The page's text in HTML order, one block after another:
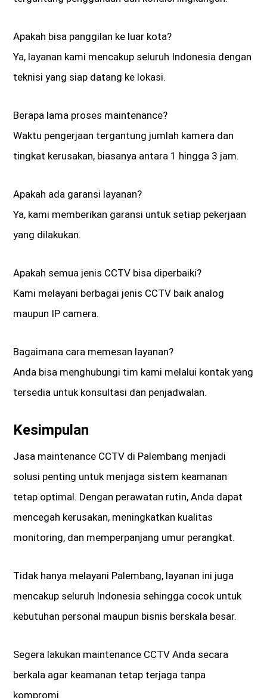
Apakah bisa panggilan ke luar kota?
Ya, layanan kami mencakup seluruh Indonesia dengan
teknisi yang siap datang ke lokasi.
Berapa lama proses maintenance?
Waktu pengerjaan tergantung jumlah kamera dan
tingkat kerusakan, biasanya antara 1 hingga 3 jam.
Apakah ada garansi layanan?
Ya, kami memberikan garansi untuk setiap pekerjaan
yang dilakukan.
Apakah semua jenis CCTV bisa diperbaiki?
Kami melayani berbagai jenis CCTV baik analog
maupun IP camera.
Bagaimana cara memesan layanan?
Anda bisa menghubungi tim kami melalui kontak yang
tersedia untuk konsultasi dan penjadwalan.
Kesimpulan
Jasa maintenance CCTV di Palembang menjadi
solusi penting untuk menjaga sistem keamanan
tetap optimal. Dengan perawatan rutin, Anda dapat
mencegah kerusakan, meningkatkan kualitas
monitoring, dan memperpanjang umur perangkat.
Tidak hanya melayani Palembang, layanan ini juga
mencakup seluruh Indonesia sehingga cocok untuk
kebutuhan personal maupun bisnis berskala besar.
Segera lakukan maintenance CCTV Anda secara
berkala agar keamanan tetap terjaga tanpa
kompromi.